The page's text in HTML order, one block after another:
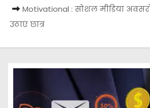
Motivational : सोशल मीडिया
उठाएं छात्र